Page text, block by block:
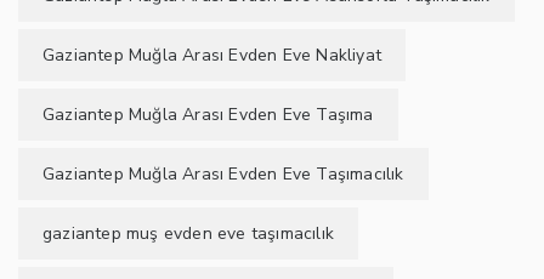
Gaziantep Muğla Arası Evden Eve Nakliyat
Gaziantep Muğla Arası Evden Eve Taşıma
Gaziantep Muğla Arası Evden Eve Taşımacılık
gaziantep muş evden eve taşımacılık